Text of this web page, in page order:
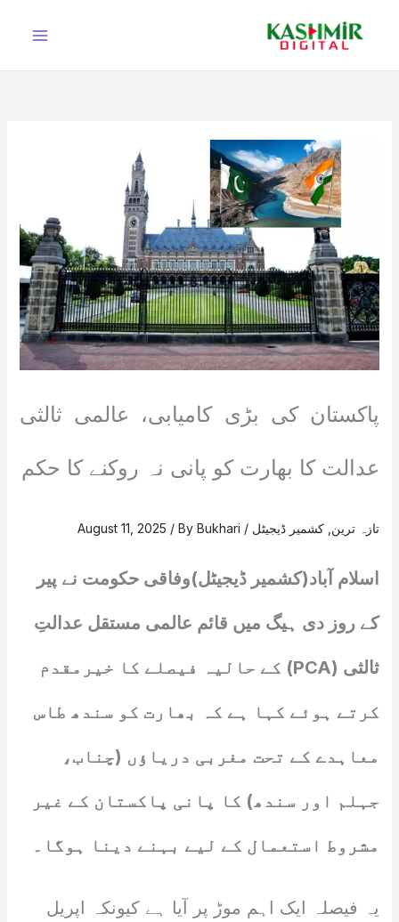
پاکستان کی بڑی کامیابی، عالمی ثالثی
عدالت کا بھارت کو پانی نہ روکنے کا حکم
تازہ ترین کشمیر ڈیجیٹل /
August 11, 2025 / ByBukhari
اسلام آباد(کشمیر ڈیجیٹل)وفاقی حکومت نے پیر
کے روز دی ہیگ میں قائم عالمی مستقل عدالتِ
ثالثی (PCA) کے حالیہ فیصلے کا خیرمقدم
کرتے ہوئے کہا ہے کہ بھارت کو سندھ طاس
معاہدے کے تحت مغربی دریاؤں (چناب،
جہلم اور سندھ) کا پانی پاکستان کے غیر
مشروط استعمال کے لیے بہنے دینا ہوگا۔
یہ فیصلہ ایک اہم موڑ پر آیا ہے کیونکہ اپریل